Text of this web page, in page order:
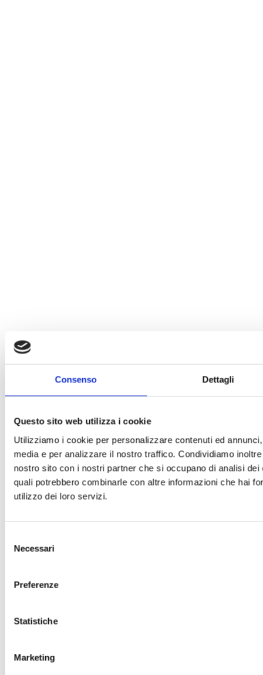
Consenso Dettagli
Questo sito web utilizza i cookie
Utilizziamo i cookie per personalizzare contenuti ed
media e per analizzare il nostro traffico. Condividiamo
nostro sito con i nostri partner che si occupano di analisi
quali potrebbero combinarle con altre informazioni che hai
utilizzo dei loro servizi.
delNecessari
Preferenze
Statistiche
Marketing